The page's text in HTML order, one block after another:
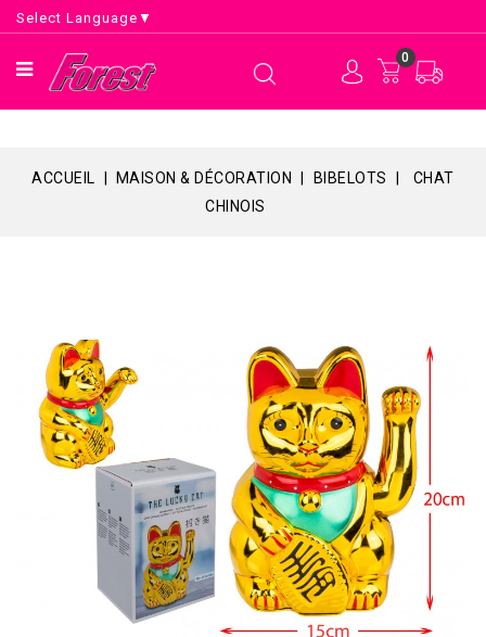
Select Language ▼
0
ACCUEIL MAISON & DÉCORATION BIBELOTS
CHAT
CHINOIS